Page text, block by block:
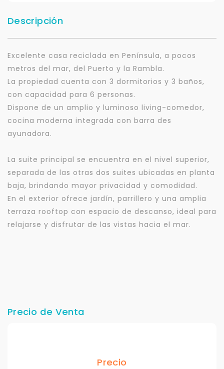
Descripción
Excelente casa reciclada en Península, a pocos
metros del mar, del Puerto y la Rambla.
La propiedad cuenta con 3 dormitorios y 3 baños,
con capacidad para 6 personas.
Dispone de un amplio y luminoso living-comedor,
cocina moderna integrada con barra des
ayunadora.
La suite principal se encuentra en el nivel superior,
separada de las otras dos suites ubicadas en planta
baja, brindando mayor privacidad y comodidad.
En el exterior ofrece jardín, parrillero y una amplia
terraza rooftop con espacio de descanso, ideal para
relajarse y disfrutar de las vistas hacia el mar.
Precio de Venta
Precio